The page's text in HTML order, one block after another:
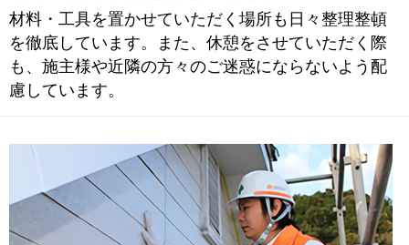
材料・工具を置かせていただく場所も日々整理整頓
を徹底しています。また、休憩をさせていただく際
も、施主様や近隣の方々のご迷惑にならないよう配
慮しています。